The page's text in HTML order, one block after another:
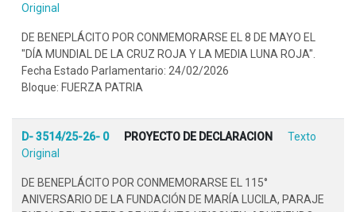
Original
DE BENEPLÁCITO POR CONMEMORARSE EL 8 DE MAYO EL
"DÍA MUNDIAL DE LA CRUZ ROJA Y LA MEDIA LUNA ROJA".
Fecha Estado Parlamentario: 24/02/2026
Bloque: FUERZA PATRIA
D- 3514/25-26- 0 PROYECTO DE DECLARACION
Texto
Original
DE BENEPLÁCITO POR CONMEMORARSE EL 115°
ANIVERSARIO DE LA FUNDACIÓN DE MARÍA LUCILA, PARAJE